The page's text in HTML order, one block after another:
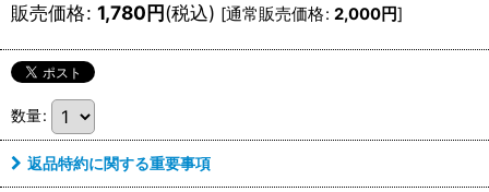
販売価格: 1,780円(税込) [通常販売価格: 2,000円]
数量:
返品特約に関する重要事項